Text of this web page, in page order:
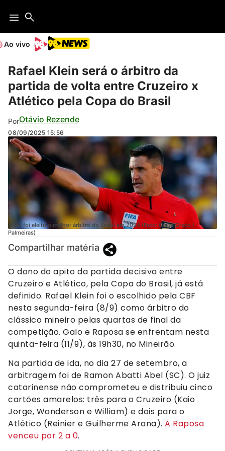
Ao vivo
Rafael Klein será o árbitro da
partida de volta entre Cruzeiro x
Atlético pela Copa do Brasil
PorOtávio Rezende
08/09/2025 15:56
Klein foi eleito o melhor árbitro do Brasil em 2024 (Foto: Cesar Greco /
Palmeiras)
Compartilhar matéria
O dono do apito da partida decisiva entre
Cruzeiro e Atlético, pela Copa do Brasil, já está
definido. Rafael Klein foi o escolhido pela CBF
nesta segunda-feira (8/9) como árbitro do
clássico mineiro pelas quartas de final da
competição. Galo e Raposa se enfrentam nesta
quinta-feira (11/9), às 19h30, no Mineirão.
Na partida de ida, no dia 27 de setembro, a
arbitragem foi de Ramon Abatti Abel (SC). O juiz
catarinense não comprometeu e distribuiu cinco
cartões amarelos: três para o Cruzeiro (Kaio
Jorge, Wanderson e William) e dois para o
Atlético (Reinier e Guilherme Arana). A Raposa
venceu por 2 a 0.